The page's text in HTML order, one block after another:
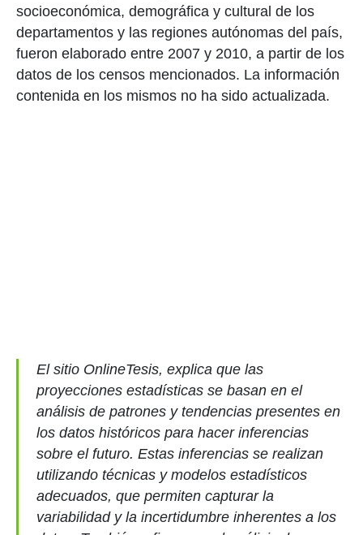
socioeconómica, demográfica y cultural de los
departamentos y las regiones autónomas del país,
fueron elaborado entre 2007 y 2010, a partir de los
datos de los censos mencionados. La información
contenida en los mismos no ha sido actualizada.
El sitio OnlineTesis, explica que las
proyecciones estadísticas se basan en el
análisis de patrones y tendencias presentes en
los datos históricos para hacer inferencias
sobre el futuro. Estas inferencias se realizan
utilizando técnicas y modelos estadísticos
adecuados, que permiten capturar la
variabilidad y la incertidumbre inherentes a los